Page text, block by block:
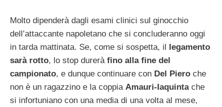
Molto dipenderà dagli esami clinici sul ginocchio
dell’attaccante napoletano che si concluderanno oggi
in tarda mattinata. Se, come si sospetta, il legamento
sarà rotto, lo stop dureràfino alla fine del
campionato, e dunque continuare con Del Piero che
non è un ragazzino e la coppia Amauri-Iaquintache
si infortuniano con una media di una volta al mese,